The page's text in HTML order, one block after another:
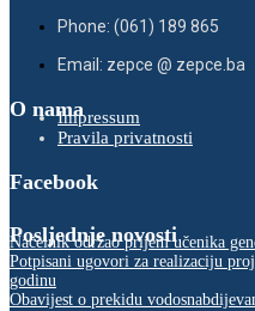
Phone: (061) 189 865
Email: zepce @ zepce.ba
O namaImpressum
Pravila privatnosti
Facebook
Posljednje novosti
Načelnik održao prijem učenika
Potpisani ugovori za realizaciju
godinu
Obavijest o prekidu